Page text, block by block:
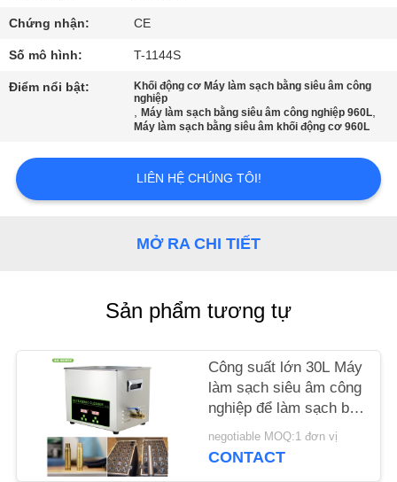
THAM
QUAN
NHÀ
KIỂM
SOÁT
CHÚNG
Chứng nhận: CE
Số mô hình: T-1144S
Điểm nổi bật:
Khối động cơ Máy làm sạch bằng siêu âm công
nghiệp
,Máy làm sạch bằng siêu âm công nghiệp 960L,
Máy làm sạch bằng siêu âm khối động cơ 960L
LIÊN HỆ CHÚNG TÔI!
MỞ RA CHI TIẾT
Sản phẩm tương tự
Công suất lớn 30L Máy
làm sạch siêu âm công
nghiệp để làm sạch bộ
chế hòa khí / piston
negotiable MOQ:1 đơn vị
CONTACT